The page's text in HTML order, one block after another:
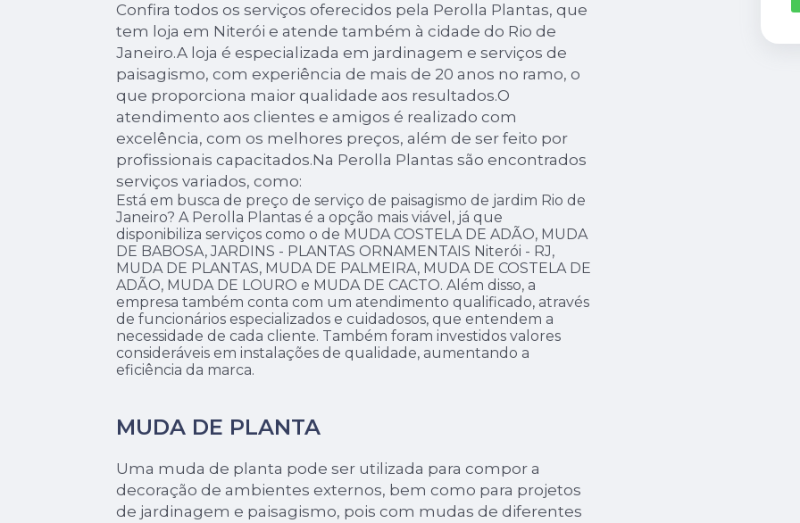
Confira todos os serviços oferecidos pela Perolla Plantas, que
tem loja em Niterói e atende também à cidade do Rio de
Janeiro.A loja é especializada em jardinagem e serviços de
paisagismo, com experiência de mais de 20 anos no ramo, o
que proporciona maior qualidade aos resultados.O
atendimento aos clientes e amigos é realizado com
excelência, com os melhores preços, além de ser feito por
profissionais capacitados.Na Perolla Plantas são encontrados
serviços variados, como:
Está em busca de preço de serviço de paisagismo de jardim Rio de
Janeiro? A Perolla Plantas é a opção mais viável, já que
disponibiliza serviços como o de MUDA COSTELA DE ADÃO, MUDA
DE BABOSA, JARDINS - PLANTAS ORNAMENTAIS Niterói - RJ,
MUDA DE PLANTAS, MUDA DE PALMEIRA, MUDA DE COSTELA DE
ADÃO, MUDA DE LOURO e MUDA DE CACTO. Além disso, a
empresa também conta com um atendimento qualificado, através
de funcionários especializados e cuidadosos, que entendem a
necessidade de cada cliente. Também foram investidos valores
consideráveis em instalações de qualidade, aumentando a
eficiência da marca.
MUDA DE PLANTA
Uma muda de planta pode ser utilizada para compor a
decoração de ambientes externos, bem como para projetos
de jardinagem e paisagismo, pois com mudas de diferentes